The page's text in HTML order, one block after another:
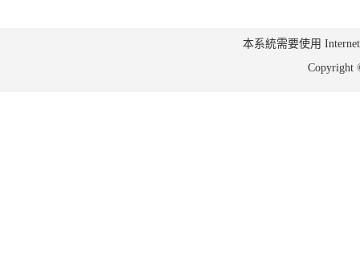
本系統需要使用
Copyright